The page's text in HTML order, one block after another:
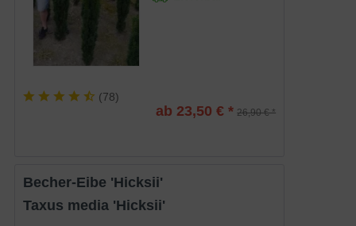
(78)
ab 23,50 € * 26,90 € *
Becher-Eibe 'Hicksii'
Taxus media 'Hicksii'